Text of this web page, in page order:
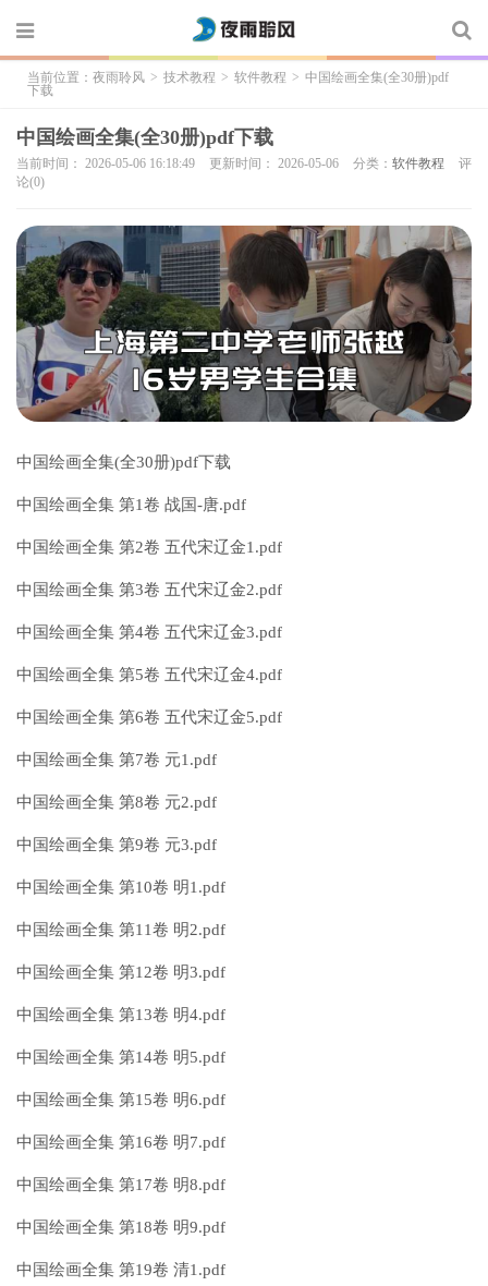
当前位置： 夜雨聆风 > 技术教程 > 软件教程 > 中国绘画全集(全30册)pdf
下载
中国绘画全集(全30册)pdf下载
当前时间： 2026-05-06 16:18:49 更新时间： 2026-05-06 分类： 软件教程
评
论(0)
中国绘画全集(全30册)pdf下载
中国绘画全集 第1卷 战国-唐.pdf
中国绘画全集 第2卷 五代宋辽金1.pdf
中国绘画全集 第3卷 五代宋辽金2.pdf
中国绘画全集 第4卷 五代宋辽金3.pdf
中国绘画全集 第5卷 五代宋辽金4.pdf
中国绘画全集 第6卷 五代宋辽金5.pdf
中国绘画全集 第7卷 元1.pdf
中国绘画全集 第8卷 元2.pdf
中国绘画全集 第9卷 元3.pdf
中国绘画全集 第10卷 明1.pdf
中国绘画全集 第11卷 明2.pdf
中国绘画全集 第12卷 明3.pdf
中国绘画全集 第13卷 明4.pdf
中国绘画全集 第14卷 明5.pdf
中国绘画全集 第15卷 明6.pdf
中国绘画全集 第16卷 明7.pdf
中国绘画全集 第17卷 明8.pdf
中国绘画全集 第18卷 明9.pdf
中国绘画全集 第19卷 清1.pdf